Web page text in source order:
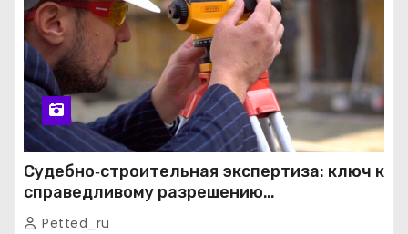
Судебно‑строительная экспертиза: ключ к
справедливому разрешению
строительных споров
Petted_ru